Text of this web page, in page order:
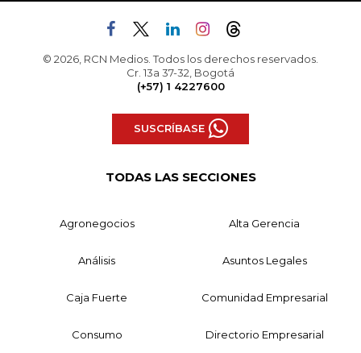
© 2026, RCN Medios. Todos los derechos reservados.
Cr. 13a 37-32, Bogotá
(+57) 1 4227600
SUSCRÍBASE
TODAS LAS SECCIONES
Agronegocios Alta Gerencia
Análisis Asuntos Legales
Caja Fuerte Comunidad Empresarial
Consumo Directorio Empresarial